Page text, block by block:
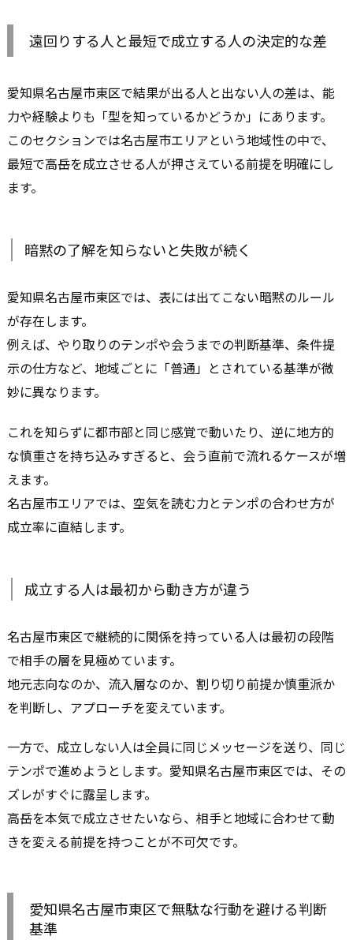
遠回りする人と最短で成立する人の決定的な差
愛知県名古屋市東区で結果が出る人と出ない人の差は、能
力や経験よりも「型を知っているかどうか」にあります。
このセクションでは名古屋市エリアという地域性の中で、
最短で高岳を成立させる人が押さえている前提を明確にし
ます。
暗黙の了解を知らないと失敗が続く
愛知県名古屋市東区では、表には出てこない暗黙のルール
が存在します。
例えば、やり取りのテンポや会うまでの判断基準、条件提
示の仕方など、地域ごとに「普通」とされている基準が微
妙に異なります。
これを知らずに都市部と同じ感覚で動いたり、逆に地方的
な慎重さを持ち込みすぎると、会う直前で流れるケースが増
えます。
名古屋市エリアでは、空気を読む力とテンポの合わせ方が
成立率に直結します。
成立する人は最初から動き方が違う
名古屋市東区で継続的に関係を持っている人は最初の段階
で相手の層を見極めています。
地元志向なのか、流入層なのか、割り切り前提か慎重派か
を判断し、アプローチを変えています。
一方で、成立しない人は全員に同じメッセージを送り、同じ
テンポで進めようとします。愛知県名古屋市東区では、その
ズレがすぐに露呈します。
高岳を本気で成立させたいなら、相手と地域に合わせて動
きを変える前提を持つことが不可欠です。
愛知県名古屋市東区で無駄な行動を避ける判断
基準